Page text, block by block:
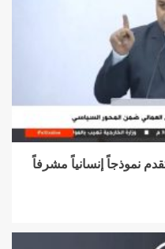
نموذجاً إنسانياً مشرفاً